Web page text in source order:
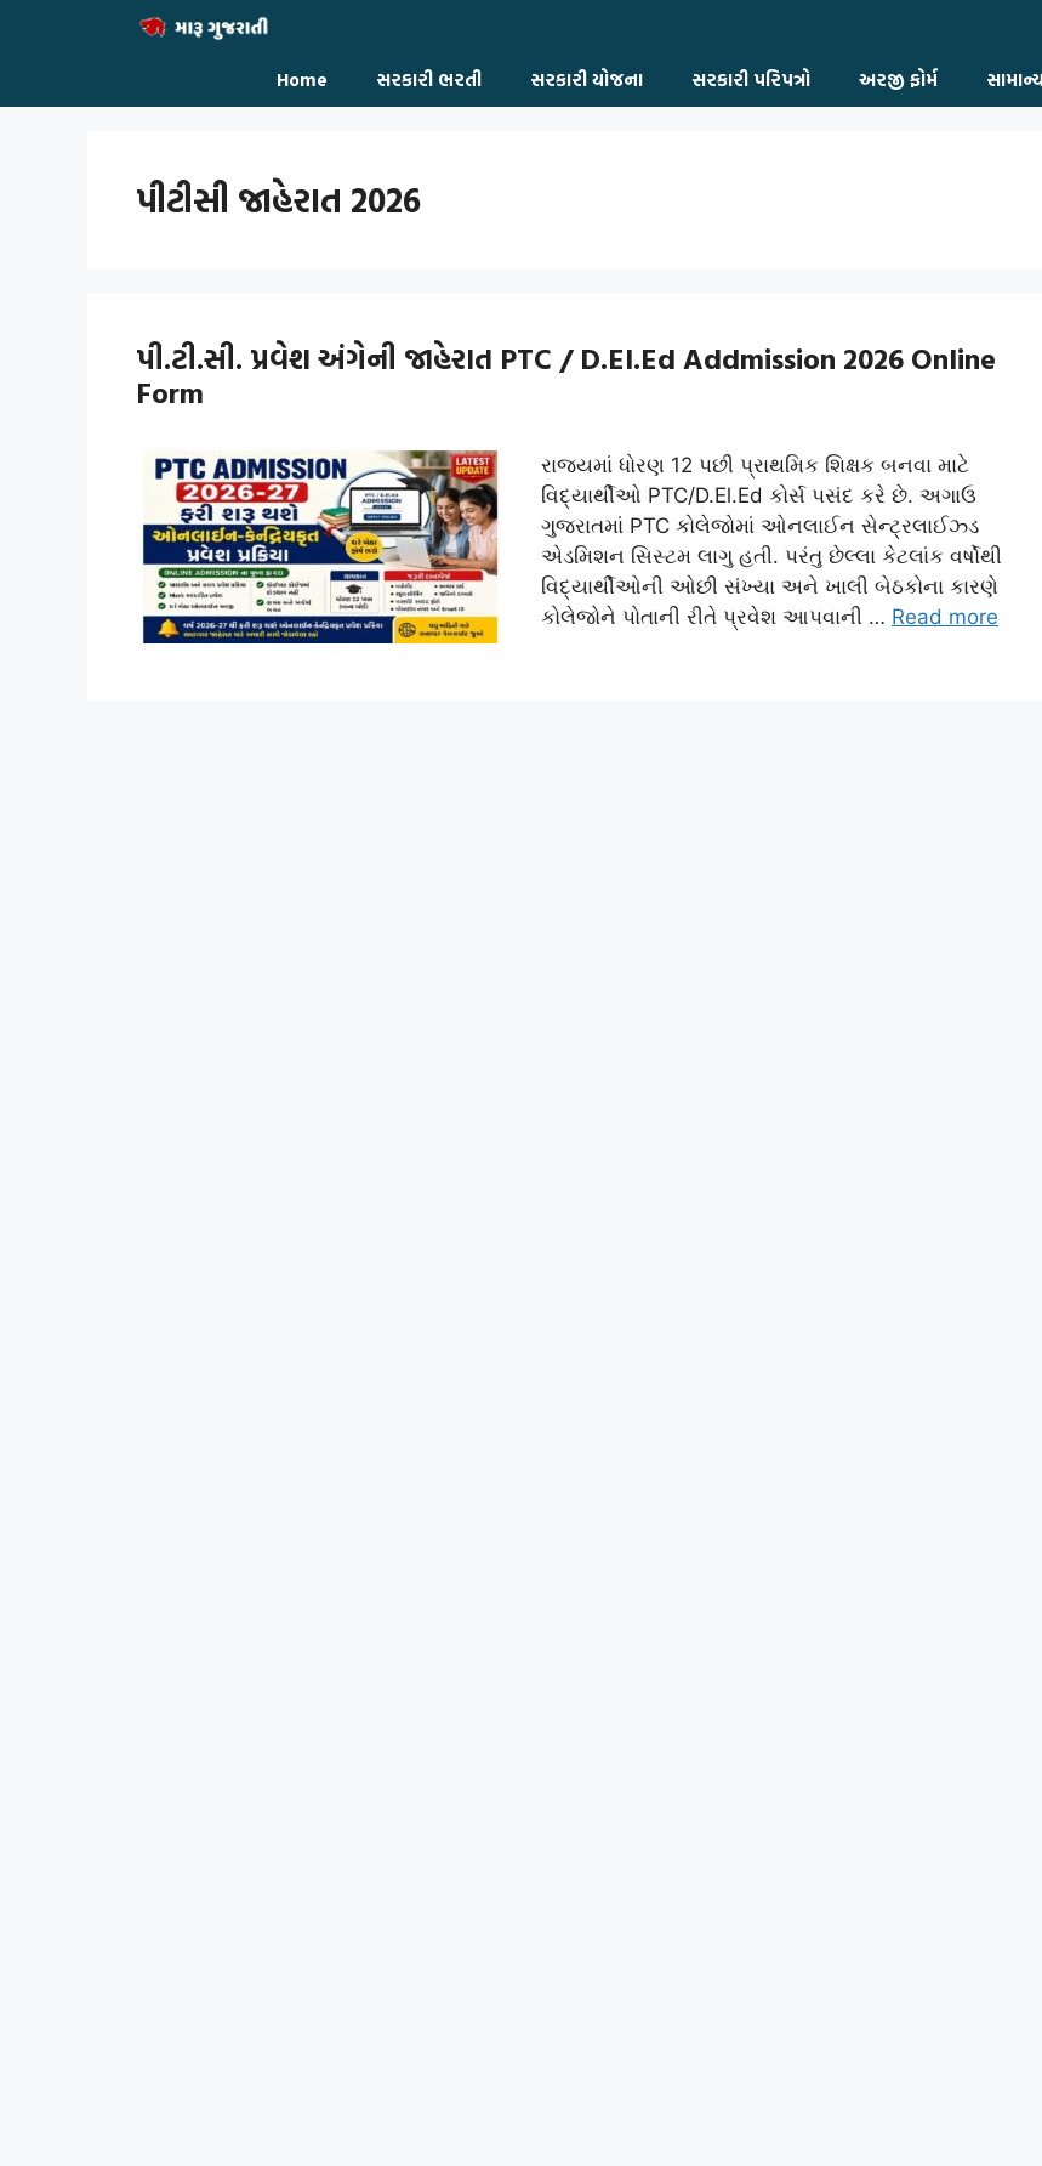
Home સરકારી ભરતી સરકારી યોજના સરકારી પરિપત્રો અરજી ફોર્મ
પીટીસી જાહેરાત 2026
પી.ટી.સી. પ્રવેશ અંગેની જાહેરાત PTC / D.El.Ed Addmission 2026 Online
Form
રાજ્યમાં ધોરણ 12 પછી પ્રાથમિક શિક્ષક બનવા માટે
વિદ્યાર્થીઓ PTC/D.El.Ed કોર્સ પસંદ કરે છે. અગાઉ
ગુજરાતમાં PTC કોલેજોમાં ઓનલાઈન સેન્ટ્રલાઈઝ્ડ
એડમિશન સિસ્ટમ લાગુ હતી. પરંતુ છેલ્લા કેટલાંક વર્ષોથી
વિદ્યાર્થીઓની ઓછી સંખ્યા અને ખાલી બેઠકોના કારણે
કોલેજોને પોતાની રીતે પ્રવેશ આપવાની … Read more